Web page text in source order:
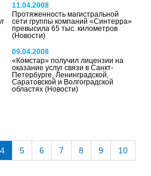
11.04.2008
Протяженность магистральной
сети группы компаний «Синтерра»
превысила 65 тыс. километров
(Новости)
09.04.2008
«Комстар» получил лицензии на
оказание услуг связи в Санкт-
Петербурге, Ленинградской,
Саратовской и Волгоградской
областях(Новости)
4 5 6 7 8 9 10